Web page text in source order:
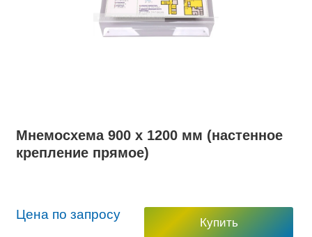
Мнемосхема 900 х 1200 мм (настенное
крепление прямое)
Цена по запросу
Купить